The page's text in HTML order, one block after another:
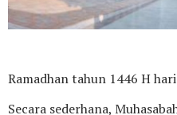
Ramadhan tahun 1446 H
Secara sederhana,